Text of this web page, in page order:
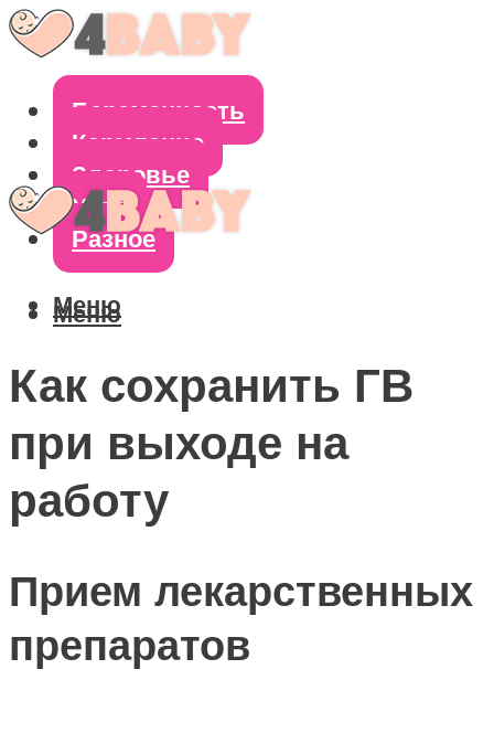
Беременность
Кормление
Здоровье
Уход
Разное
Меню
Меню
Как сохранить ГВ
при выходе на
работу
Прием лекарственных
препаратов